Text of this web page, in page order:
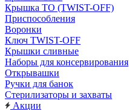
Крышка ТО (TWIST-OFF)
Приспособления
Воронки
Ключ TWIST-OFF
Крышки сливные
Наборы для консервирования
Открывашки
Ручки для банок
Стерилизаторы и захваты
Акции